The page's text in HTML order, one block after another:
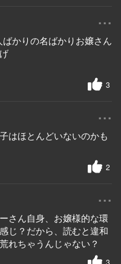
...
かりの名ばかりお嬢さん
3
...
はほとんどいないのかも
2
...
さん自身、お嬢様的な環
じ？だから、読むと違和
れちゃうんじゃない？